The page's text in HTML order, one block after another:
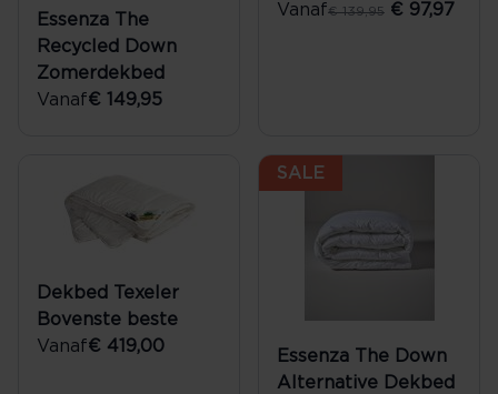
Essenza The
Recycled Down
Zomerdekbed
Vanaf€ 149,95
Vanaf€ 139,95 € 97,97
Dekbed Texeler
Bovenste beste
Vanaf€ 419,00
SALE
Essenza The Down
Alternative Dekbed